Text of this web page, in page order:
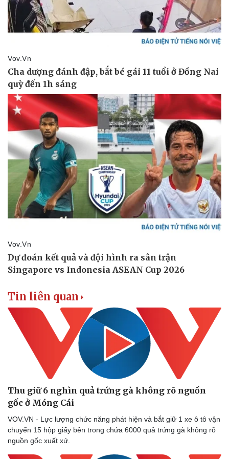
Doanh nghiệp
Thông tin doanh nghiệp
Doanh nghiệp 24h
Doanh nhân
Vì cộng đồng
Sành điệu
Tin Công nghệ
Trải nghiệm
Chuyển đổi số
Tin liên quan
Thu giữ 6 nghìn quả trứng gà không rõ nguồn
gốc ở Móng Cái ​
VOV.VN - Lực lượng chức năng phát hiện và bắt giữ 1 xe ô tô vận
chuyển 15 hộp giấy bên trong chứa 6000 quả trứng gà không rõ
nguồn gốc xuất xứ.